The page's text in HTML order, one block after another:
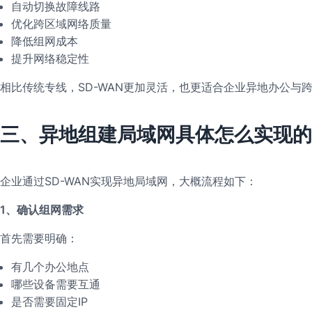
自动切换故障线路
优化跨区域网络质量
降低组网成本
提升网络稳定性
相比传统专线，SD-WAN更加灵活，也更适合企业异地办公与跨
三、异地组建局域网具体怎么实现
企业通过SD-WAN实现异地局域网，大概流程如下：
1、确认组网需求
首先需要明确：
有几个办公地点
哪些设备需要互通
是否需要固定IP